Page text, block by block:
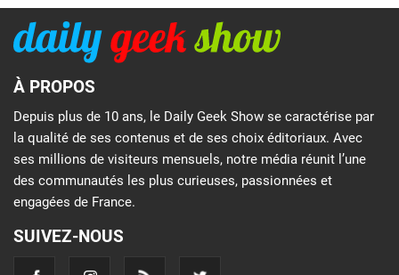
À PROPOS
Depuis plus de 10 ans, le Daily Geek Show se caractérise par
la qualité de ses contenus et de ses choix éditoriaux. Avec
ses millions de visiteurs mensuels, notre média réunit l’une
des communautés les plus curieuses, passionnées et
engagées de France.
SUIVEZ-NOUS